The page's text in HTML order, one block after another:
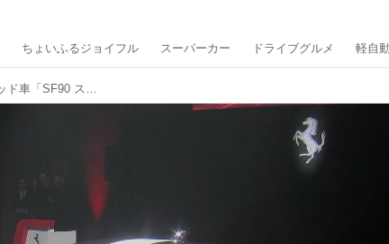
ちょいふるジョイフル スーパーカー ドライブグルメ 軽自
フェラーリ初の量産型プラグインハイブリッド車「SF90 ストラダーレ」【スーパーカークロニクル／086】